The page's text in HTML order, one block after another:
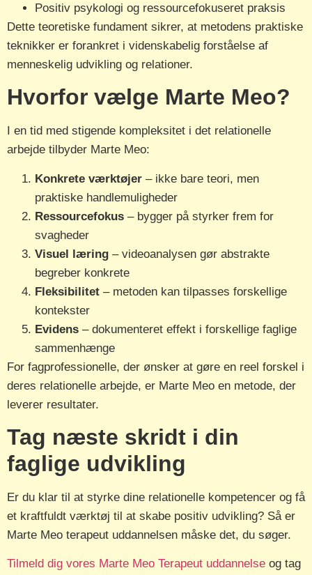
Positiv psykologi og ressourcefokuseret praksis
Dette teoretiske fundament sikrer, at metodens praktiske
teknikker er forankret i videnskabelig forståelse af
menneskelig udvikling og relationer.
Hvorfor vælge Marte Meo?
I en tid med stigende kompleksitet i det relationelle
arbejde tilbyder Marte Meo:
Konkrete værktøjer – ikke bare teori, men
praktiske handlemuligheder
Ressourcefokus – bygger på styrker frem for
svagheder
Visuel læring – videoanalysen gør abstrakte
begreber konkrete
Fleksibilitet – metoden kan tilpasses forskellige
kontekster
Evidens – dokumenteret effekt i forskellige faglige
sammenhænge
For fagprofessionelle, der ønsker at gøre en reel forskel i
deres relationelle arbejde, er Marte Meo en metode, der
leverer resultater.
Tag næste skridt i din
faglige udvikling
Er du klar til at styrke dine relationelle kompetencer og få
et kraftfuldt værktøj til at skabe positiv udvikling? Så er
Marte Meo terapeut uddannelsen måske det, du søger.
Tilmeld dig vores Marte Meo Terapeut uddannelse og tag